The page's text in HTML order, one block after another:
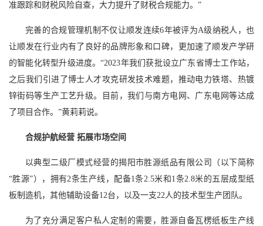
准跟踪和财税风险自查，大力提升了财税合规能力。”
完善的合规管理机制不仅让顺发连续6年被评为A级纳税人，也
让顺发在行业内有了良好的品牌形象和口碑，更加速了顺发产学研
的智能化转型升级进度。“2023年我们获批设立广东省博士工作站，
之后我们引进了博士人才攻克研发技术难题，推动电力铁塔、热镀
锌街码等生产工艺升级。目前，我们与南方电网、广东电网等达成
了项目合作。”黄莉莉说。
合规护航经营 拓展市场空间
以典型二级厂模式经营的揭阳市胜源纸品有限公司（以下简称
“胜源”），拥有2条生产线，配备1条2.5米和1条2.8米的五层成型纸
板制造机，其他辅助设备12台，以及一支22人的技术型生产团队。
为了充分满足客户私人定制的需要，胜源自备瓦楞纸板生产线